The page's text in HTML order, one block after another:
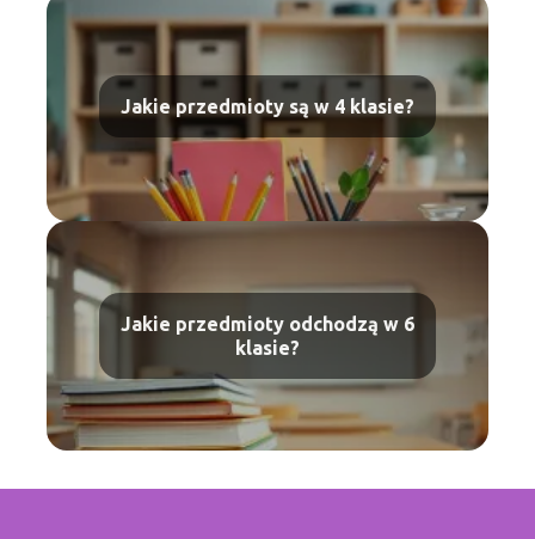
Jakie przedmioty są w 4 klasie?
Jakie przedmioty odchodzą w 6
klasie?